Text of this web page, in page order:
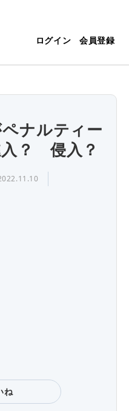
ログイン 会員登録
ナルティー
？ 侵入？
ね